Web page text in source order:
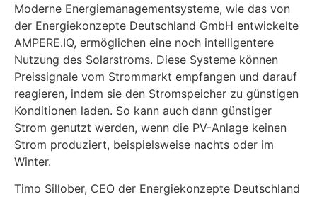
Moderne Energiemanagementsysteme, wie das von
der Energiekonzepte Deutschland GmbH entwickelte
AMPERE.IQ, ermöglichen eine noch intelligentere
Nutzung des Solarstroms. Diese Systeme können
Preissignale vom Strommarkt empfangen und darauf
reagieren, indem sie den Stromspeicher zu günstigen
Konditionen laden. So kann auch dann günstiger
Strom genutzt werden, wenn die PV-Anlage keinen
Strom produziert, beispielsweise nachts oder im
Winter.
Timo Sillober, CEO der Energiekonzepte Deutschland